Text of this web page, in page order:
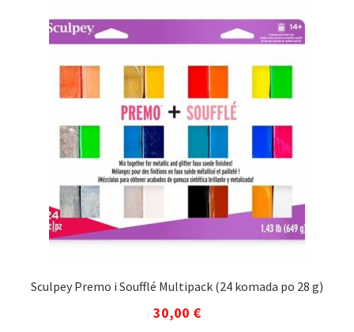
Sculpey Premo i Soufflé Multipack (24 komada po 28 g)
30,00 €